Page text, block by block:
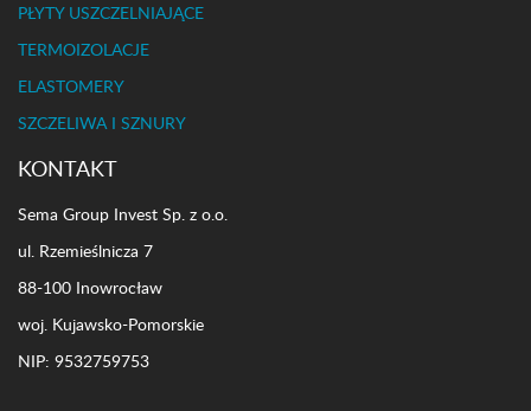
PŁYTY USZCZELNIAJĄCE
TERMOIZOLACJE
ELASTOMERY
SZCZELIWA I SZNURY
KONTAKT
Sema Group Invest Sp. z o.o.
ul. Rzemieślnicza 7
88-100 Inowrocław
woj. Kujawsko-Pomorskie
NIP: 9532759753